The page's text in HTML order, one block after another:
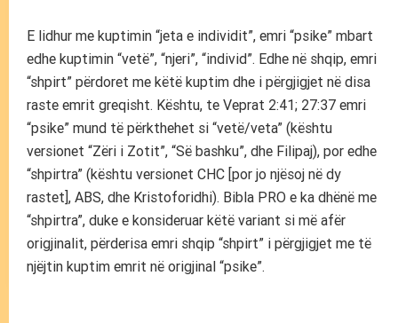
E lidhur me kuptimin “jeta e individit”, emri “psike” mbart
edhe kuptimin “vetë”, “njeri”, “individ”. Edhe në shqip, emri
“shpirt” përdoret me këtë kuptim dhe i përgjigjet në disa
raste emrit greqisht. Kështu, te Veprat 2:41; 27:37 emri
“psike” mund të përkthehet si “vetë/veta” (kështu
versionet “Zëri i Zotit”, “Së bashku”, dhe Filipaj), por edhe
“shpirtra” (kështu versionet CHC [por jo njësoj në dy
rastet], ABS, dhe Kristoforidhi). Bibla PRO e ka dhënë me
“shpirtra”, duke e konsideruar këtë variant si më afër
origjinalit, përderisa emri shqip “shpirt” i përgjigjet me të
njëjtin kuptim emrit në origjinal “psike”.